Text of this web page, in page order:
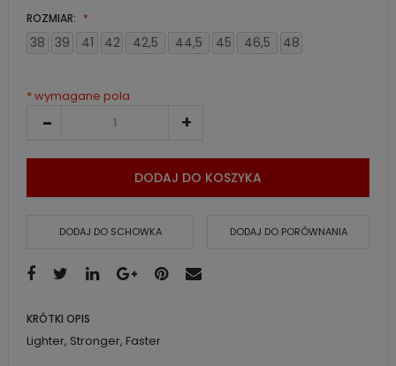
ROZMIAR:
38 39 41 42 42,5 44,5 45 46,5 48
* wymagane pola
DODAJ DO KOSZYKA
DODAJ DO SCHOWKA DODAJ DO PORÓWNANIA
KRÓTKI OPIS
Lighter, Stronger, Faster